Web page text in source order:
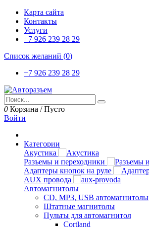
Карта сайта
Контакты
Услуги
+7 926 239 28 29
Список желаний (0)
+7 926 239 28 29
0 Корзина /Пусто
Войти
Категории
Акустика
Разъемы и переходники
Адаптеры кнопок на руле
AUX провода
Автомагнитолы
CD, MP3, USB автомагнитолы
Штатные магнитолы
Пульты для автомагнитол
Cortland